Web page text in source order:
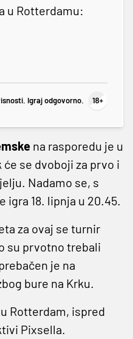
u Rotterdamu:
Igraj odgovorno.
na rasporedu je u
se dvoboji za prvo i
Nadamo se, s
igra 18. lipnja u 20.45.
za ovaj se turnir
su prvotno trebali
je na
bure na Krku.
Rotterdam, ispred
Pixsella.